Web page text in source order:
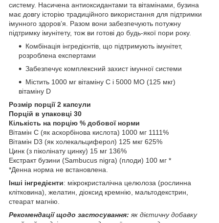
систему. Насичена антиоксидантами та вітамінами, бузина
має довгу історію традиційного використання для підтримки
імунного здоров’я. Разом вони забезпечують потужну
підтримку імунітету, тож ви готові до будь-якої пори року.
Комбінація інгредієнтів, що підтримують імунітет,
розроблена експертами
Забезпечує комплексний захист імунної системи
Містить 1000 мг вітаміну С і 5000 МО (125 мкг)
вітаміну D
Розмір порції 2 капсули
Порцій в упаковці 30
Кількість на порцію % добової норми
Вітамін С (як аскорбінова кислота) 1000 мг 1111%
Вітамін D3 (як холекальциферол) 125 мкг 625%
Цинк (з піколінату цинку) 15 мг 136%
Екстракт бузини (Sambucus nigra) (плоди) 100 мг *
*Денна норма не встановлена.
Інші інгредієнти: мікрокристалічна целюлоза (рослинна
клітковина), желатин, діоксид кремнію, мальтодекстрин,
стеарат магнію.
Рекомендації щодо застосування: як дієтичну добавку